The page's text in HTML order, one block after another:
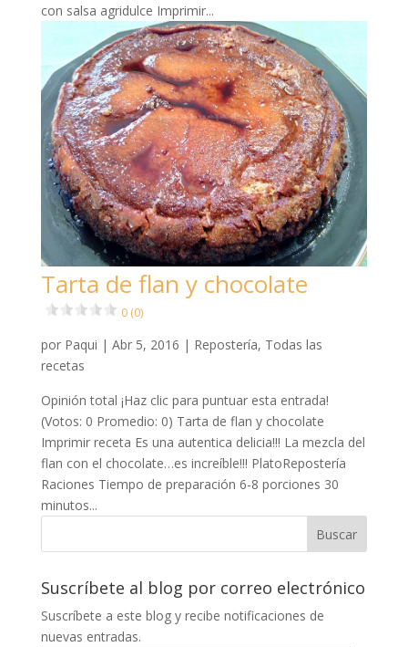
con salsa agridulce Imprimir...
Tarta de flan y chocolate
0 (0)
por Paqui | Abr 5, 2016 | Repostería, Todas las
recetas
Opinión total ¡Haz clic para puntuar esta entrada!
(Votos: 0 Promedio: 0) Tarta de flan y chocolate
Imprimir receta Es una autentica delicia!!! La mezcla del
flan con el chocolate…es increíble!!! PlatoRepostería
Raciones Tiempo de preparación 6-8 porciones 30
minutos...
Suscríbete al blog por correo electrónico
Suscríbete a este blog y recibe notificaciones de
nuevas entradas.